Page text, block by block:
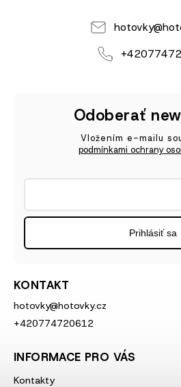
hotovky@
KONTAKT
hotovky@hotovky.cz
+420774720612
INFORMACE PRO VÁS
Kontakty
Odoberať
Vložením e-mailu
podmínkami ochrany
Prihlásiť sa